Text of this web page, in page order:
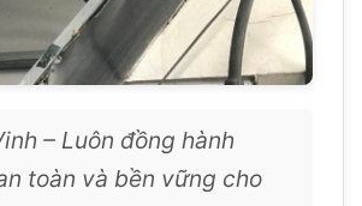
– Luôn đồng hành
toàn và bền vững cho